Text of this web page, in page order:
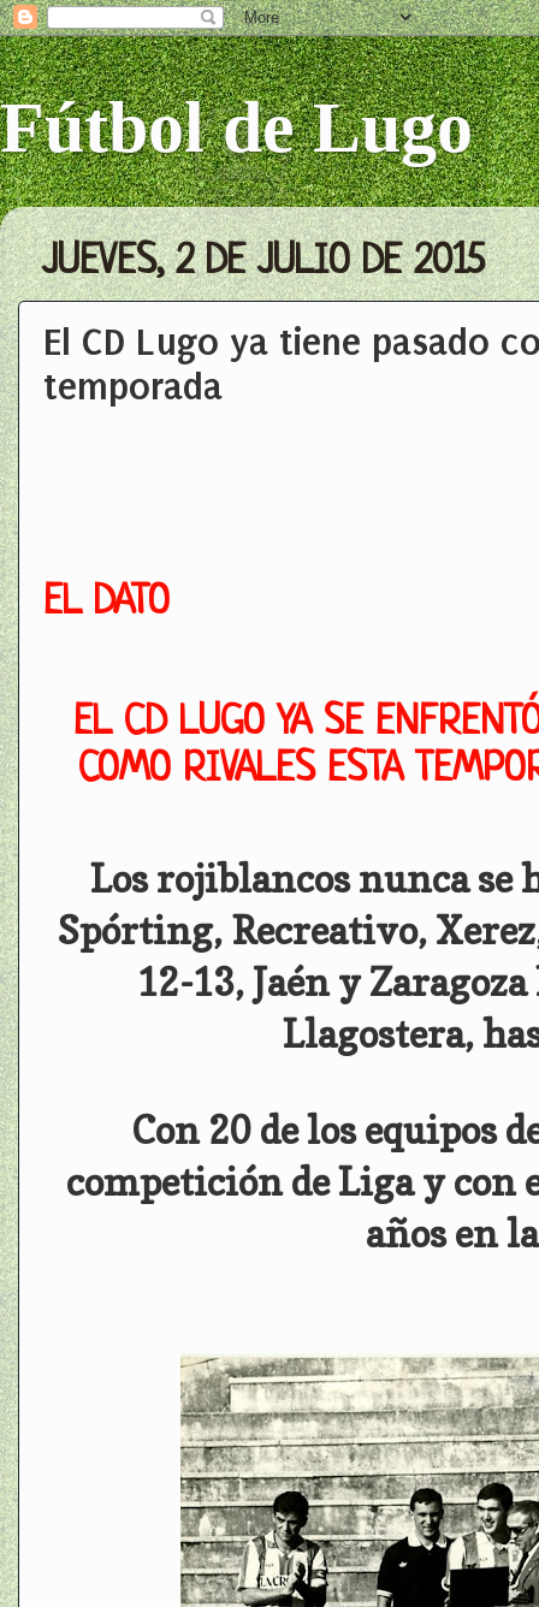
Fútbol de Lugo
JUEVES, 2 DE JULIO DE 2015
El CD Lugo ya tiene pasado
temporada
EL DATO
EL CD LUGO YA SE
COMO RIVALES ESTA
Los rojiblancos nunca se
Spórting, Recreativo,
12-13, Jaén y
Llagostera,
Con 20 de los equipos
competición de Liga y con
años en